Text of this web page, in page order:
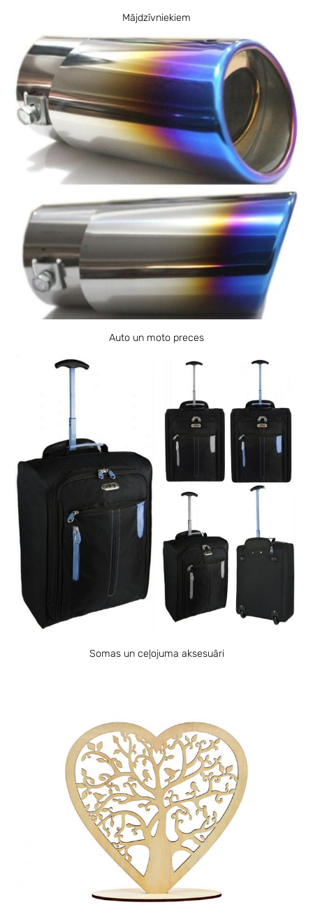
Mājdzīvniekiem
Auto un moto preces
Somas un ceļojuma aksesuāri